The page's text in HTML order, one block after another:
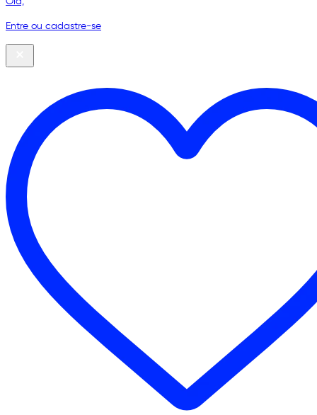
Entre ou cadastre-se